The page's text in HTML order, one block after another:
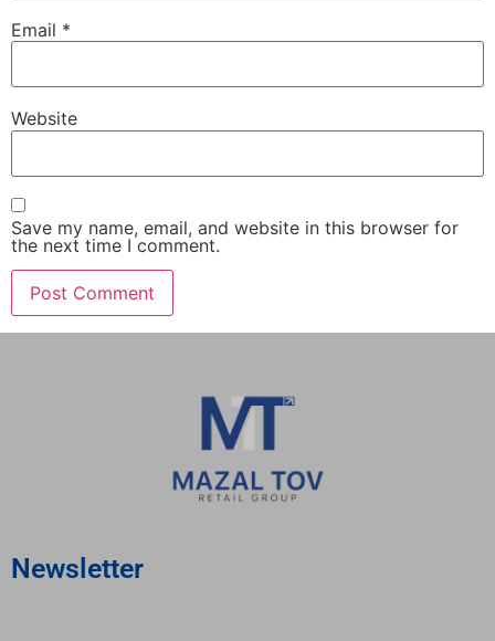
Email *
Website
Save my name, email, and website in this browser for
the next time I comment.
Newsletter